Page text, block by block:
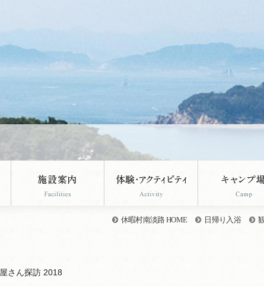
休暇村南淡路 HOME 日帰り入浴
さん探訪 2018